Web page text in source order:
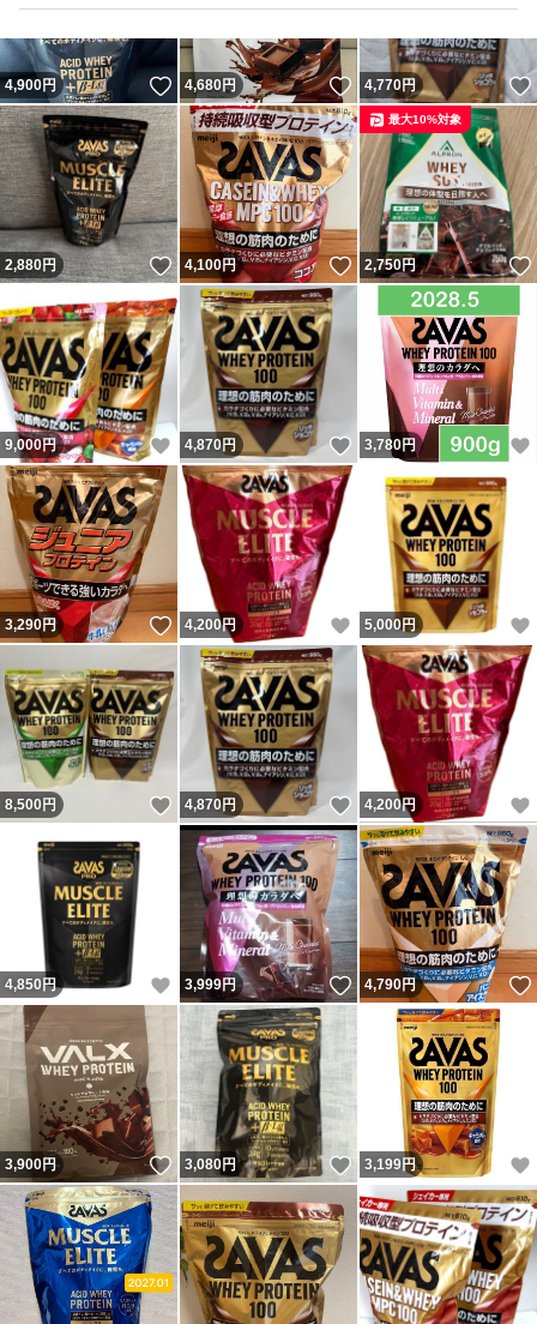
4,900円 いいね！
4,680円 いいね！
4,770円
2,880円 いいね！
4,100円 いいね！
2,750円
最大10%対象
9,000円 いいね！
4,870円 いいね！
3,780円
3,290円 いいね！
4,200円 いいね！
5,000円
8,500円 いいね！
4,870円 いいね！
4,200円
4,850 円 いいね！
3,999円 いいね！
4,790円
3,900円 いいね！
3,080円 いいね！
3,199円